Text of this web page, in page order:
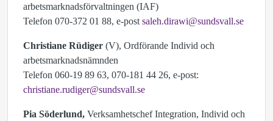
arbetsmarknadsförvaltningen (IAF)
Telefon 070-372 01 88, e-post saleh.dirawi@sundsvall.se
Christiane Rüdiger (V), Ordförande Individ och
arbetsmarknadsnämnden
Telefon 060-19 89 63, 070-181 44 26, e-post:
christiane.rudiger@sundsvall.se
Pia Söderlund, Verksamhetschef Integration, Individ och